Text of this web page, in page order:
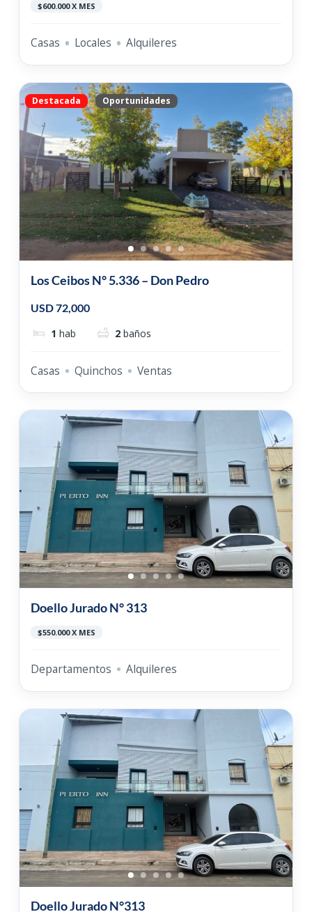
$600.000 X MES
Casas Locales Alquileres
Destacada Oportunidades
Los Ceibos N° 5.336 – Don Pedro
USD 72,000
1 hab 2 baños
Casas Quinchos Ventas
Doello Jurado N° 313
$550.000 X MES
Departamentos Alquileres
Doello Jurado N°313